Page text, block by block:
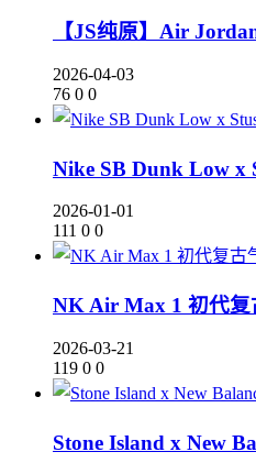
【JS纯原】Air
2026-04-03
76 0 0
Nike SB Dunk Low x
2026-01-01
111 0 0
NK Air Max 1 初代复
2026-03-21
119 0 0
Stone Island x New